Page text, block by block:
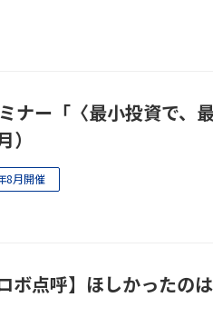
ナー「〈最小投資で、
8月開催
ボ点呼】ほしかった